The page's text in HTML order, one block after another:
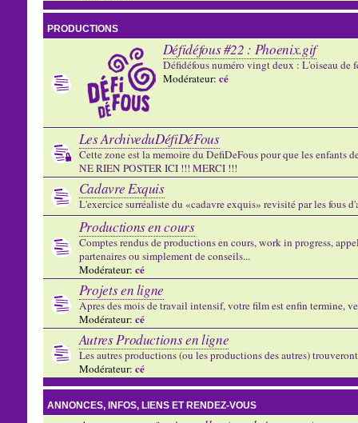
PRODUCTIONS
Défidéfous #22 : Phoenix.gif
Défidéfous numéro vingt deux : L'oiseau de
Modérateur: cé
Les ArchiveduDéfiDéFous
Cette zone est la memoire du DefiDeFous pour que les enfants
NE RIEN POSTER ICI !!! MERCI !!!
Cadavre Exquis
L'exercice surréaliste du «cadavre exquis» revisité par les fous
Productions en cours
Comptes rendus de productions en cours, work in progress,
partenaires ou simplement de conseils...
Modérateur: cé
Projets en ligne
Apres des mois de travail intensif, votre film est enfin termine,
Modérateur: cé
Autres Productions en ligne
Les autres productions (ou les productions des autres)
Modérateur: cé
ANNONCES, INFOS, LIENS ET RENDEZ-VOUS